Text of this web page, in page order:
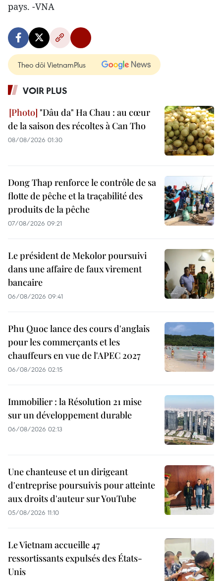
pays. -VNA
Theo dõi VietnamPlus
VOIR PLUS
"Dâu da" Ha Chau : au cœur
de la saison des récoltes à Can Tho
08/08/2026 01:30
Dong Thap renforce le contrôle de sa
flotte de pêche et la traçabilité des
produits de la pêche
07/08/2026 09:21
Le président de Mekolor poursuivi
dans une affaire de faux virement
bancaire
06/08/2026 09:41
Phu Quoc lance des cours d'anglais
pour les commerçants et les
chauffeurs en vue de l'APEC 2027
06/08/2026 02:15
Immobilier : la Résolution 21 mise
sur un développement durable
06/08/2026 02:13
Une chanteuse et un dirigeant
d'entreprise poursuivis pour atteinte
aux droits d'auteur sur YouTube
05/08/2026 11:10
Le Vietnam accueille 47
ressortissants expulsés des États-
Unis